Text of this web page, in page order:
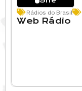
Rádios do Brasil
Web Rádio